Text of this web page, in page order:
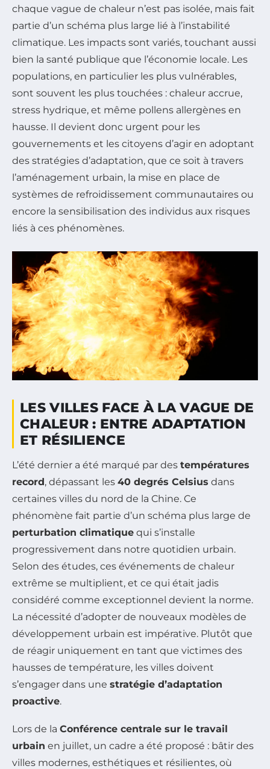
chaque vague de chaleur n’est pas isolée, mais fait
partie d’un schéma plus large lié à l’instabilité
climatique. Les impacts sont variés, touchant aussi
bien la santé publique que l’économie locale. Les
populations, en particulier les plus vulnérables,
sont souvent les plus touchées : chaleur accrue,
stress hydrique, et même pollens allergènes en
hausse. Il devient donc urgent pour les
gouvernements et les citoyens d’agir en adoptant
des stratégies d’adaptation, que ce soit à travers
l’aménagement urbain, la mise en place de
systèmes de refroidissement communautaires ou
encore la sensibilisation des individus aux risques
liés à ces phénomènes.
LES VILLES FACE À LA VAGUE DE
CHALEUR : ENTRE ADAPTATION
ET RÉSILIENCE
L’été dernier a été marqué par des températures
record, dépassant les 40 degrés Celsius dans
certaines villes du nord de la Chine. Ce
phénomène fait partie d’un schéma plus large de
perturbation climatique qui s’installe
progressivement dans notre quotidien urbain.
Selon des études, ces événements de chaleur
extrême se multiplient, et ce qui était jadis
considéré comme exceptionnel devient la norme.
La nécessité d’adopter de nouveaux modèles de
développement urbain est impérative. Plutôt que
de réagir uniquement en tant que victimes des
hausses de température, les villes doivent
s’engager dans une stratégie d’adaptation
proactive.
Lors de la Conférence centrale sur le travail
urbain en juillet, un cadre a été proposé : bâtir des
villes modernes, esthétiques et résilientes, où